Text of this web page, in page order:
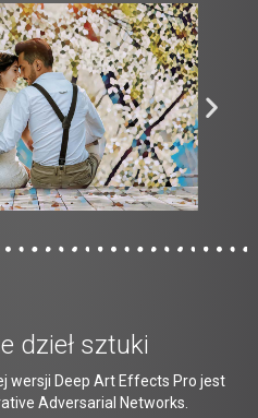
dzieł sztuki
wersji Deep Art Effects Pro jest
Adversarial Networks.